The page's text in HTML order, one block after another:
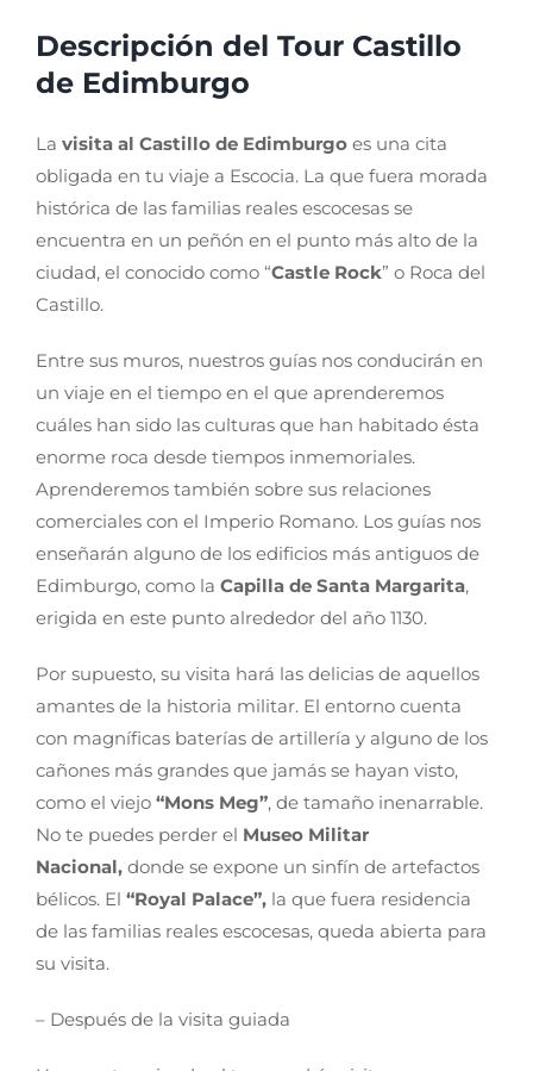
Descripción del Tour Castillo
de Edimburgo
La visita al Castillo de Edimburgoes una cita
obligada en tu viaje a Escocia. La que fuera morada
histórica de las familias reales escocesas se
encuentra en un peñón en el punto más alto de la
ciudad, el conocido como “Castle Rock” o Roca del
Castillo.
Entre sus muros, nuestros guías nos conducirán en
un viaje en el tiempo en el que aprenderemos
cuáles han sido las culturas que han habitado ésta
enorme roca desde tiempos inmemoriales.
Aprenderemos también sobre sus relaciones
comerciales con el Imperio Romano. Los guías nos
enseñarán alguno de los edificios más antiguos de
Edimburgo, como la Capilla de Santa Margarita,
erigida en este punto alrededor del año 1130.
Por supuesto, su visita hará las delicias de aquellos
amantes de la historia militar. El entorno cuenta
con magníficas baterías de artillería y alguno de los
cañones más grandes que jamás se hayan visto,
como el viejo “Mons Meg”, de tamaño inenarrable.
No te puedes perder el Museo Militar
Nacional,donde se expone un sinfín de artefactos
bélicos. El “Royal Palace”,la que fuera residencia
de las familias reales escocesas, queda abierta para
su visita.
– Después de la visita guiada